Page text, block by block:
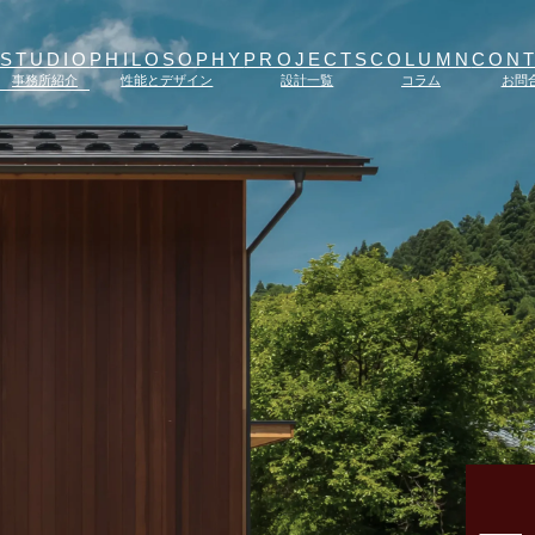
STUDIO
事務所紹介
PHILOSOPHY
性能とデザイン
PROJECTS
設計一覧
COLUMN
コラム お問